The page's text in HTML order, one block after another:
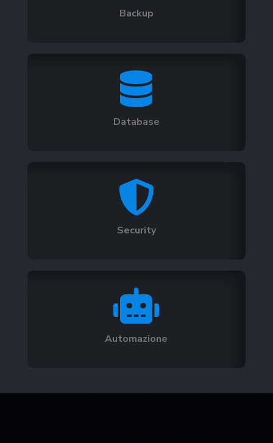
Backup

Database

Security

Automazione